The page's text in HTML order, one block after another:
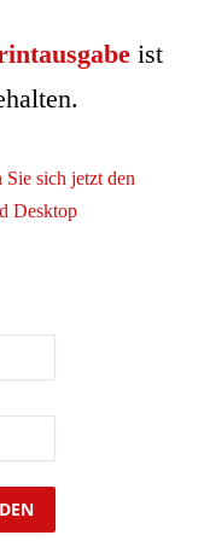
ist
Sie sich jetzt den
Desktop